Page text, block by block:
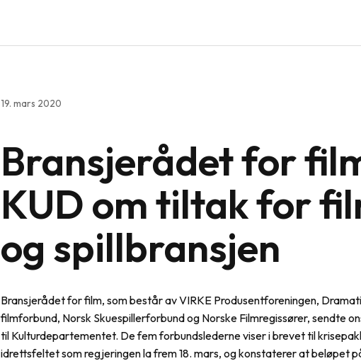
19. mars 2020
Bransjerådet for
KUD om tiltak for
og spillbransjen
Bransjerådet for film, som består av VIRKE Produsentforeningen,
filmforbund, Norsk Skuespillerforbund og Norske Filmregissører, sendte
til Kulturdepartementet. De fem forbundslederne viser i brevet til
idrettsfeltet som regjeringen la frem 18. mars, og konstaterer at beløpet